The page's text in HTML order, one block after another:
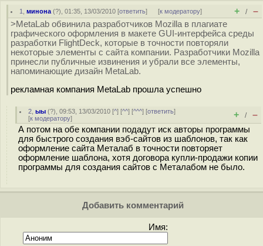
1 ,минона (?), 01:35, 13/03/2010 [ответить] [к модератору] + / –
>MetaLab обвинила разработчиков Mozilla в плагиате
графического оформления в макете GUI-интерфейса среды
разработки FlightDeck, которые в точности повторяли
некоторые элементы с сайта компании. Разработчики Mozilla
принесли публичные извинения и убрали все элементы,
напоминающие дизайн MetaLab.
рекламная компания MetaLab прошла успешно
2 ,ыы (?), 09:53, 13/03/2010 [^] [^^] [^^^] [ответить]
[к модератору] + / –
А потом на обе компании подадут иск авторы программы
для быстрого создания вэб-сайтов из шаблонов, так как
оформление сайта Металаб в точности повторяет
оформление шаблона, хотя договора купли-продажи копии
программы для создания сайтов с Металабом не было.
Добавить комментарий
Имя: